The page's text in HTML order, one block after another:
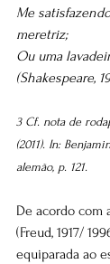
Me
meretriz;
Ou uma
(Shakespeare,
3 Cf. nota de
(2011). In:
alemão, p. 121.
De acordo com
(Freud, 1917/
equiparada ao